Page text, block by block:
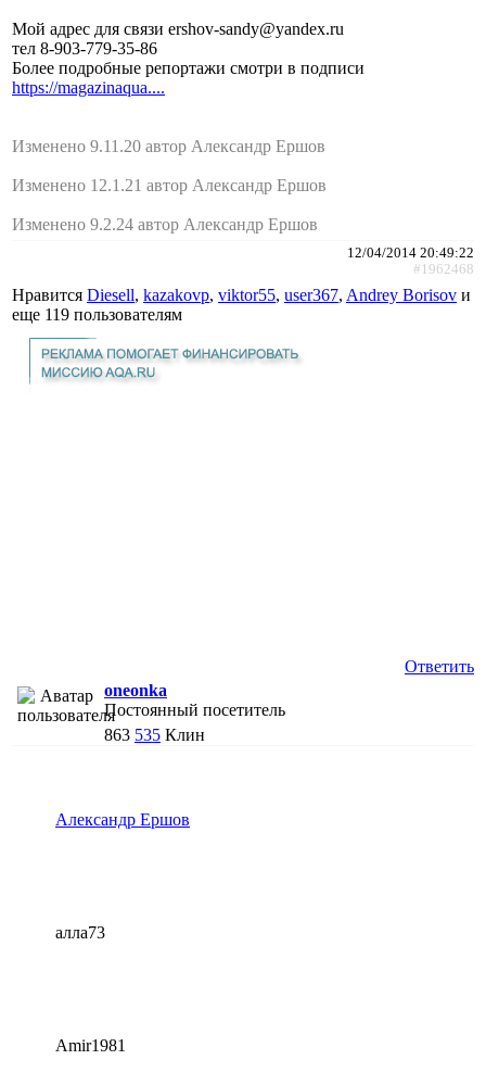
Мой адрес для связи ershov-sandy@yandex.ru
тел 8-903-779-35-86
Более подробные репортажи смотри в подписи
https://magazinaqua....
Изменено 9.11.20 автор Александр Ершов
Изменено 12.1.21 автор Александр Ершов
Изменено 9.2.24 автор Александр Ершов
12/04/2014 20:49:22
#1962468
Нравится Diesell, kazakovp, viktor55, user367, Andrey Borisov и
еще 119 пользователям
Ответить
oneonka
Постоянный посетитель
863 535 Клин
Александр Ершов
алла73
Amir1981